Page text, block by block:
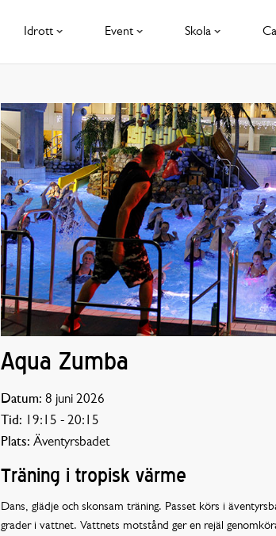
Idrott Event Skola
Aqua Zumba
Datum: 8 juni 2026
Tid: 19:15 - 20:15
Plats: Äventyrsbadet
Träning i tropisk värme
Dans, glädje och skonsam träning. Passet körs i
grader i vattnet. Vattnets motstånd ger en rejäl